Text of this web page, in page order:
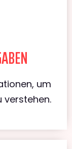
um
verstehen.